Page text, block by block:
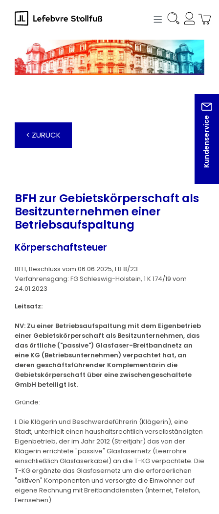
springen
Kundenservice
< ZURÜCK
BFH zur Gebietskörperschaft als
Besitzunternehmen einer
Betriebsaufspaltung
Körperschaftsteuer
BFH, Beschluss vom 06.06.2025, I B 8/23
Verfahrensgang: FG Schleswig-Holstein, 1 K 174/19 vom
24.01.2023
Leitsatz:
NV: Zu einer Betriebsaufspaltung mit dem Eigenbetrieb
einer Gebietskörperschaft als Besitzunternehmen, das
das örtliche ("passive") Glasfaser-Breitbandnetz an
eine KG (Betriebsunternehmen) verpachtet hat, an
deren geschäftsführender Komplementärin die
Gebietskörperschaft über eine zwischengeschaltete
GmbH beteiligt ist.
Gründe:
I. Die Klägerin und Beschwerdeführerin (Klägerin), eine
Stadt, unterhielt einen haushaltsrechtlich verselbständigten
Eigenbetrieb, der im Jahr 2012 (Streitjahr) das von der
Klägerin errichtete "passive" Glasfasernetz (Leerrohre
einschließlich Glasfaserkabel) an die T-KG verpachtete. Die
T-KG ergänzte das Glasfasernetz um die erforderlichen
"aktiven" Komponenten und versorgte die Einwohner auf
eigene Rechnung mit Breitbanddiensten (Internet, Telefon,
Fernsehen).